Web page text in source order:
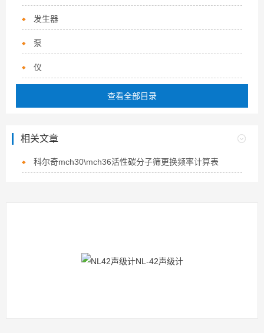
发生器
泵
仪
查看全部目录
相关文章
科尔奇mch30\mch36活性碳分子筛更换频率计算表